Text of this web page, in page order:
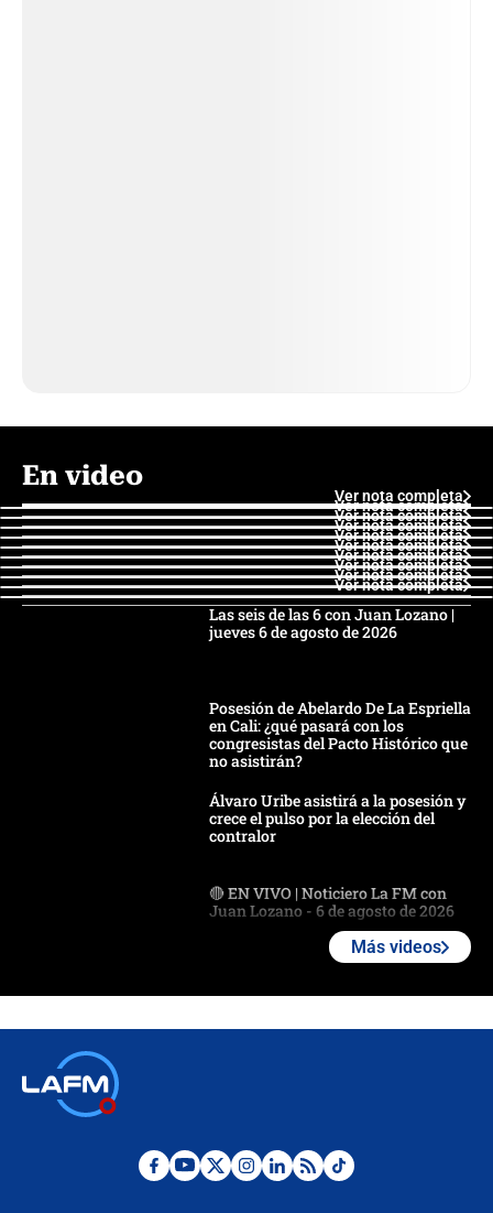
En video
Ver nota completa
Ver nota completa
Ver nota completa
Ver nota completa
Ver nota completa
Ver nota completa
Ver nota completa
Ver nota completa
Ver nota completa
Ver nota completa
Las seis de las 6 con Juan Lozano |
jueves 6 de agosto de 2026
Posesión de Abelardo De La Espriella
en Cali: ¿qué pasará con los
congresistas del Pacto Histórico que
no asistirán?
Álvaro Uribe asistirá a la posesión y
crece el pulso por la elección del
contralor
🔴 EN VIVO | Noticiero La FM con
Juan Lozano - 6 de agosto de 2026
Alias ‘Calarcá’ habría pagado $60
Más videos